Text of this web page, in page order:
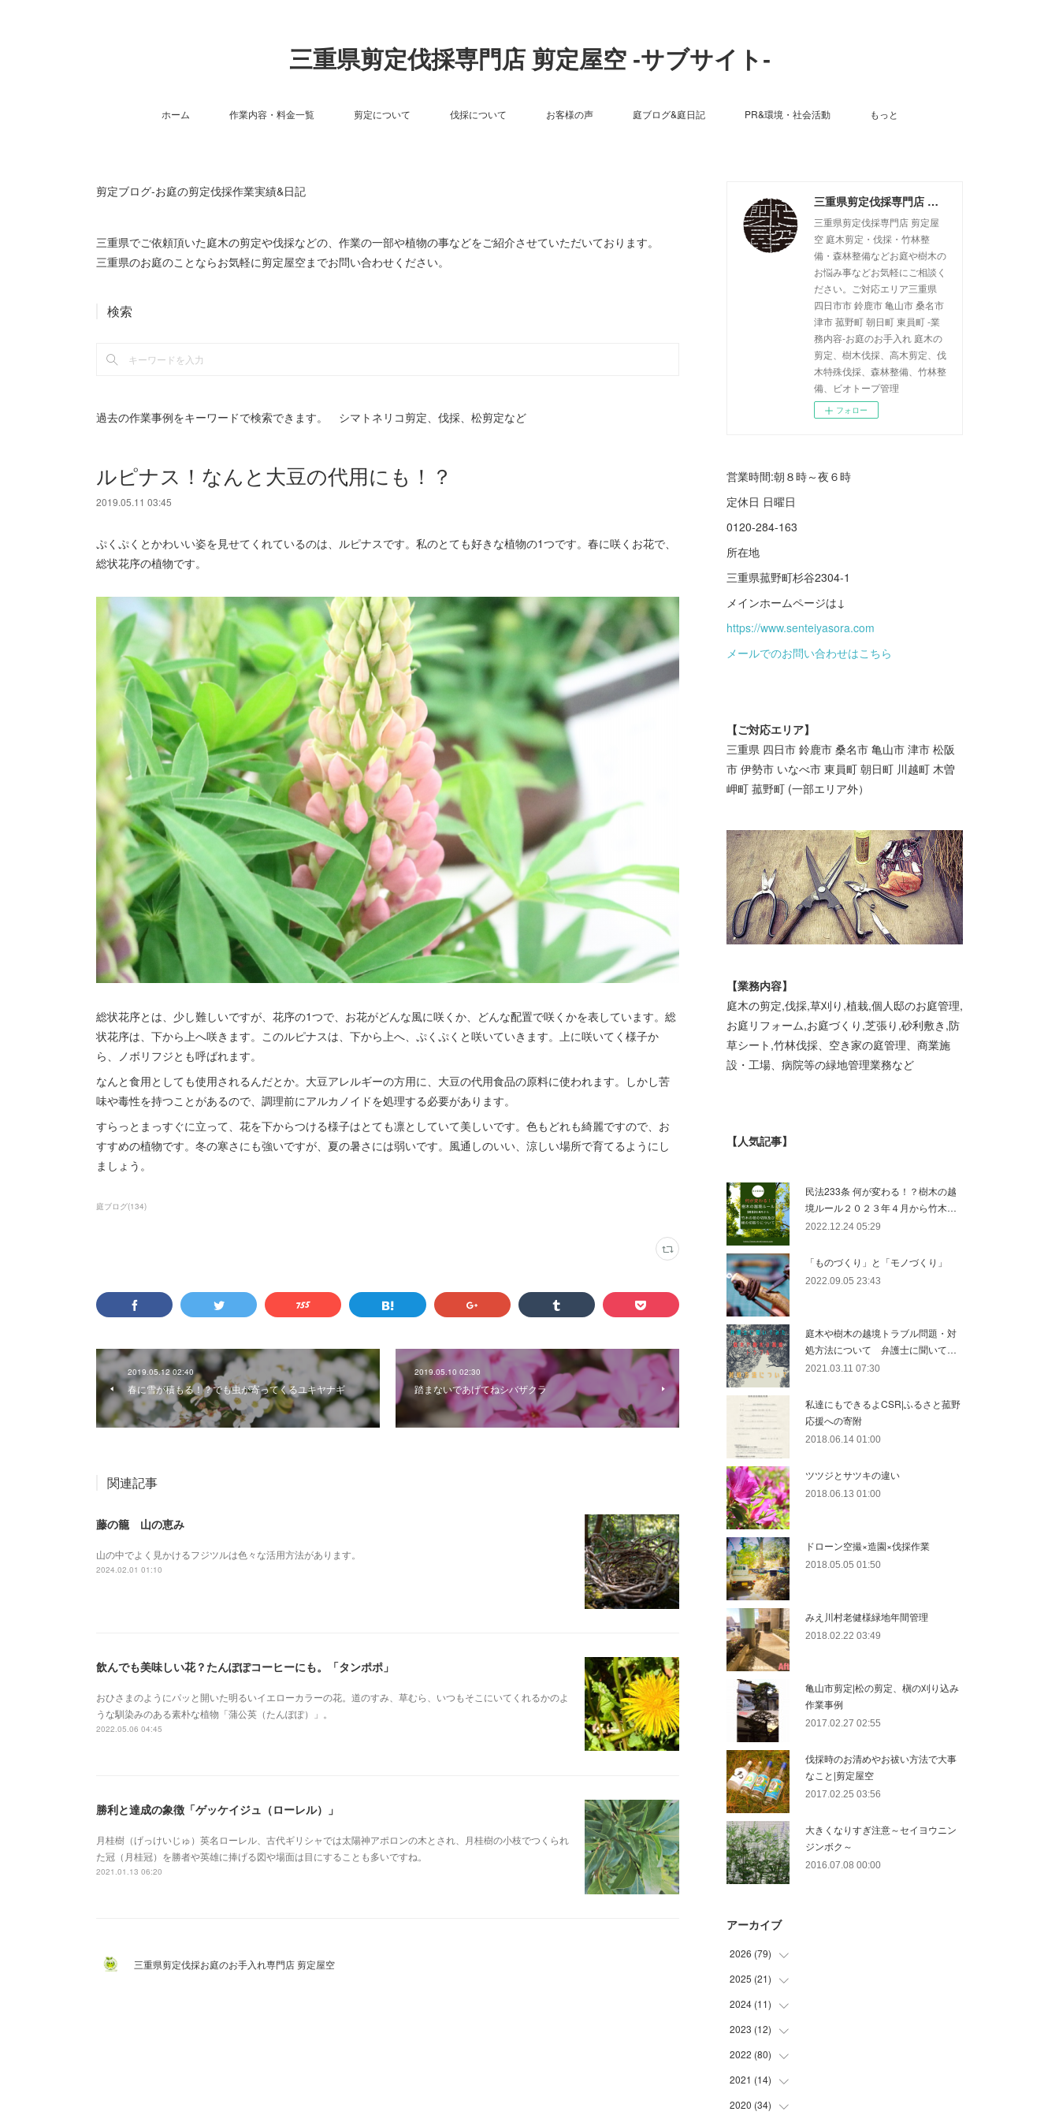
三重県剪定伐採専門店 剪定屋空 -サブサイト-
ホーム 作業内容・料金一覧 剪定について 伐採について お客様の声 庭ブログ&庭日記 PR&環境・社会活動 もっと
剪定ブログ-お庭の剪定伐採作業実績&日記
三重県でご依頼頂いた庭木の剪定や伐採などの、作業の一部や植物の事などをご紹介させていただいております。
三重県のお庭のことならお気軽に剪定屋空までお問い合わせください。
検索
過去の作業事例をキーワードで検索できます。 シマトネリコ剪定、伐採、松剪定など
ルピナス！なんと大豆の代用にも！？
2019.05.11 03:45
ぷくぷくとかわいい姿を見せてくれているのは、ルピナスです。私のとても好きな植物の1つです。春に咲くお花で、
総状花序の植物です。
総状花序とは、少し難しいですが、花序の1つで、お花がどんな風に咲くか、どんな配置で咲くかを表しています。総
状花序は、下から上へ咲きます。このルピナスは、下から上へ、ぷくぷくと咲いていきます。上に咲いてく様子か
ら、ノボリフジとも呼ばれます。
なんと食用としても使用されるんだとか。大豆アレルギーの方用に、大豆の代用食品の原料に使われます。しかし苦
味や毒性を持つことがあるので、調理前にアルカノイドを処理する必要があります。
すらっとまっすぐに立って、花を下からつける様子はとても凛としていて美しいです。色もどれも綺麗ですので、お
すすめの植物です。冬の寒さにも強いですが、夏の暑さには弱いです。風通しのいい、涼しい場所で育てるようにし
ましょう。
庭ブログ(134)
2019.05.12 02:40
春に雪が積もる！？でも虫が寄ってくるユキヤナギ
2019.05.10 02:30
踏まないであげてねシバザクラ
関連記事
藤の籠 山の恵み
山の中でよく見かけるフジツルは色々な活用方法があります。
2024.02.01 01:10
飲んでも美味しい花？たんぽぽコーヒーにも。「タンポポ」
おひさまのようにパッと開いた明るいイエローカラーの花。道のすみ、草むら、いつもそこにいてくれるかのよ
うな馴染みのある素朴な植物「蒲公英（たんぽぽ）」。
2022.05.06 04:45
勝利と達成の象徴「ゲッケイジュ（ローレル）」
月桂樹（げっけいじゅ）英名ローレル、古代ギリシャでは太陽神アポロンの木とされ、月桂樹の小枝でつくられ
た冠（月桂冠）を勝者や英雄に捧げる図や場面は目にすることも多いですね。
2021.01.13 06:20
三重県剪定伐採お庭のお手入れ専門店 剪定屋空
三重県剪定伐採専門店 剪定屋空 -サブサイト-
三重県剪定伐採専門店 剪定屋
空 庭木剪定・伐採・竹林整
備・森林整備などお庭や樹木の
お悩み事などお気軽にご相談く
ださい。ご対応エリア三重県
四日市市 鈴鹿市 亀山市 桑名市
津市 菰野町 朝日町 東員町 -業
務内容-お庭のお手入れ 庭木の
剪定、樹木伐採、高木剪定、伐
木特殊伐採、森林整備、竹林整
備、ビオトープ管理
フォロー
営業時間:朝８時～夜６時
定休日 日曜日
0120-284-163
所在地
三重県菰野町杉谷2304-1
メインホームページは↓
https://www.senteiyasora.com
メールでのお問い合わせはこちら
【ご対応エリア】
三重県 四日市 鈴鹿市 桑名市 亀山市 津市 松阪
市 伊勢市 いなべ市 東員町 朝日町 川越町 木曽
岬町 菰野町 (一部エリア外）
【業務内容】
庭木の剪定,伐採,草刈り,植栽,個人邸のお庭管理,
お庭リフォーム,お庭づくり,芝張り,砂利敷き,防
草シート,竹林伐採、空き家の庭管理、商業施
設・工場、病院等の緑地管理業務など
【人気記事】
民法233条 何が変わる！？樹木の越
境ルール２０２３年４月から竹木…
2022.12.24 05:29
「ものづくり」と「モノづくり」
2022.09.05 23:43
庭木や樹木の越境トラブル問題・対
処方法について 弁護士に聞いて…
2021.03.11 07:30
私達にもできるよCSR|ふるさと菰野
応援への寄附
2018.06.14 01:00
ツツジとサツキの違い
2018.06.13 01:00
ドローン空撮×造園×伐採作業
2018.05.05 01:50
みえ川村老健様緑地年間管理
2018.02.22 03:49
亀山市剪定|松の剪定、槇の刈り込み
作業事例
2017.02.27 02:55
伐採時のお清めやお祓い方法で大事
なこと|剪定屋空
2017.02.25 03:56
大きくなりすぎ注意～セイヨウニン
ジンボク～
2016.07.08 00:00
アーカイブ
2026 (79)
(10
)
(30
)
(23
)
(10
)
(6
2025 (21)
(2
(9
(7
(3
2024 (11)
(1
(5
(5
2023 (12)
(5
(7
2022 (80)
(17
)
(8
2021 (14)
(1
2020 (34)